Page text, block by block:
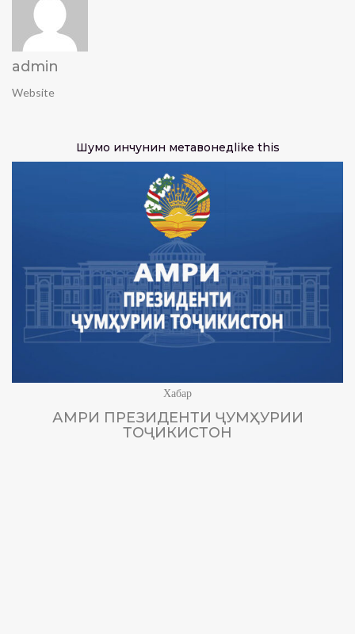
admin
Website
Шумо инчунин метавонедlike this
Хабар
АМРИ ПРЕЗИДЕНТИ ҶУМҲУРИИ
ТОҶИКИСТОН